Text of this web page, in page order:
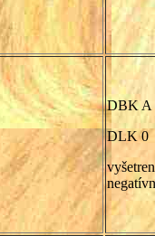
DBK A
DLK 0